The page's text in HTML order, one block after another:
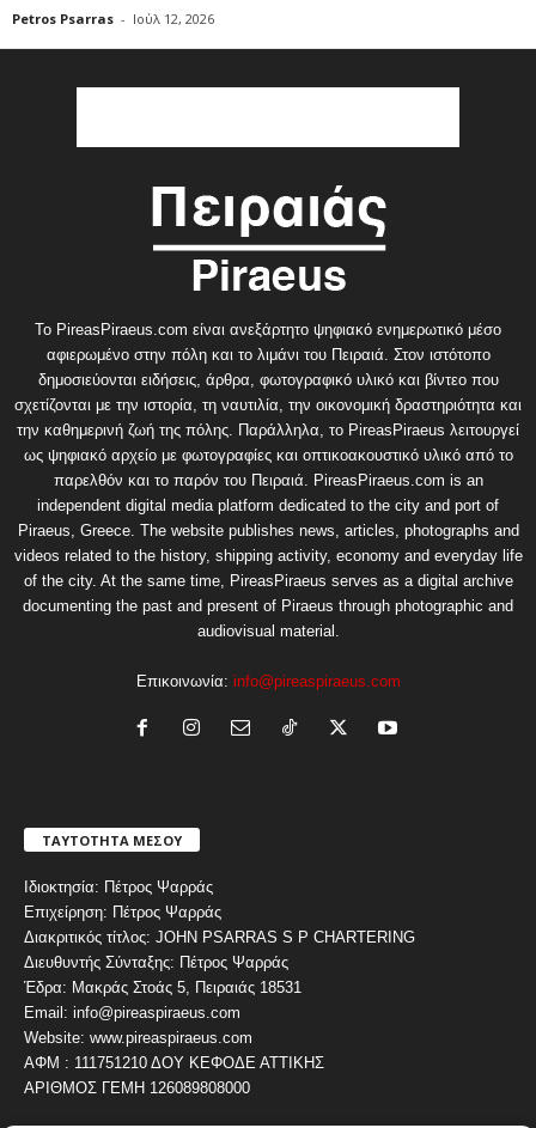
Petros Psarras - Ιούλ 12, 2026
Το PireasPiraeus.com είναι ανεξάρτητο ψηφιακό ενημερωτικό μέσο
αφιερωμένο στην πόλη και το λιμάνι του Πειραιά. Στον ιστότοπο
δημοσιεύονται ειδήσεις, άρθρα, φωτογραφικό υλικό και βίντεο που
σχετίζονται με την ιστορία, τη ναυτιλία, την οικονομική δραστηριότητα και
την καθημερινή ζωή της πόλης. Παράλληλα, το PireasPiraeus λειτουργεί
ως ψηφιακό αρχείο με φωτογραφίες και οπτικοακουστικό υλικό από το
παρελθόν και το παρόν του Πειραιά. PireasPiraeus.com is an
independent digital media platform dedicated to the city and port of
Piraeus, Greece. The website publishes news, articles, photographs and
videos related to the history, shipping activity, economy and everyday life
of the city. At the same time, PireasPiraeus serves as a digital archive
documenting the past and present of Piraeus through photographic and
audiovisual material.
Επικοινωνία: info@pireaspiraeus.com
ΤΑΥΤΟΤΗΤΑ ΜΕΣΟΥ
Ιδιοκτησία: Πέτρος Ψαρράς
Επιχείρηση: Πέτρος Ψαρράς
Διακριτικός τίτλος: JOHN PSARRAS S P CHARTERING
Διευθυντής Σύνταξης: Πέτρος Ψαρράς
Έδρα: Μακράς Στοάς 5, Πειραιάς 18531
Email: info@pireaspiraeus.com
Website: www.pireaspiraeus.com
ΑΦΜ : 111751210 ΔΟΥ ΚΕΦΟΔΕ ΑΤΤΙΚΗΣ
ΑΡΙΘΜΟΣ ΓΕΜΗ 126089808000